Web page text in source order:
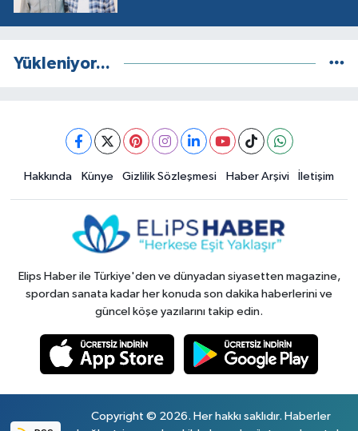
Yükleniyor...
Hakkında Künye Gizlilik Sözleşmesi Haber Arşivi İletişim
Elips Haber ile Türkiye'den ve dünyadan siyasetten magazine,
spordan sanata kadar her konuda son dakika haberlerini ve
güncel köşe yazılarını takip edin.
Copyright © 2026. Her hakkı saklıdır. Haberler